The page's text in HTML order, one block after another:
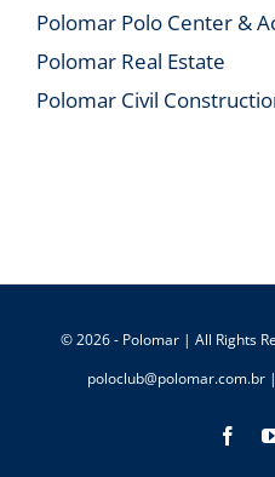
Polomar Polo Center &
Polomar Real Estate
Polomar Civil
© 2026 - Polomar | All Rights
poloclub@polomar.com.br